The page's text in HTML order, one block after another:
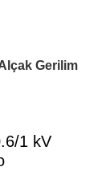
Gerilim
1 kV